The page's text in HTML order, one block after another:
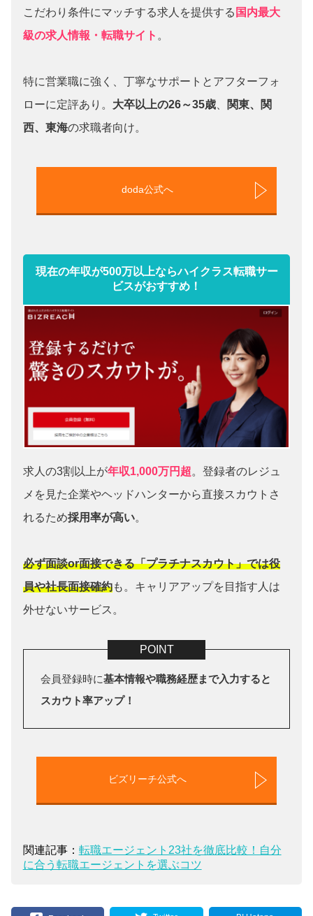
こだわり条件にマッチする求人を提供する 国内最大
級の求人情報・転職サイト 。
特に営業職に強く、丁寧なサポートとアフターフォ
ローに定評あり。 大卒以上の26～35歳、
関東、関
西、東海の求職者向け。
doda公式へ
現在の年収が500万以上ならハイクラス転職サー
ビスがおすすめ！
求人の3割以上が年収1,000万円超。登録者のレジュ
メを見た企業やヘッドハンターから直接スカウトさ
れるため採用率が高い。
必ず面談or面接できる「プラチナスカウト」では役
員や社長面接確約も。キャリアアップを目指す人は
外せないサービス。
会員登録時に基本情報や職務経歴まで入力すると
スカウト率アップ！
ビズリーチ公式へ
関連記事： 転職エージェント23社を徹底比較！自分
に合う転職エージェントを選ぶコツ